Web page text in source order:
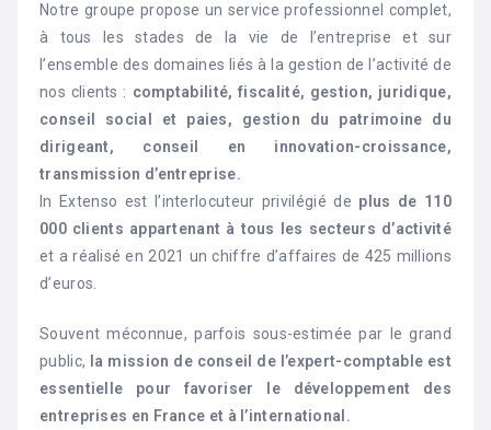
Notre groupe propose un service professionnel complet,
à tous les stades de la vie de l’entreprise et sur
l’ensemble des domaines liés à la gestion de l’activité de
nos clients : comptabilité, fiscalité, gestion, juridique,
conseil social et paies, gestion du patrimoine du
dirigeant, conseil en innovation-croissance,
transmission d’entreprise.
In Extenso est l’interlocuteur privilégié de plus de 110
000 clients appartenant à tous les secteurs d’activité
et a réalisé en 2021 un chiffre d’affaires de 425 millions
d’euros.
Souvent méconnue, parfois sous-estimée par le grand
public,
la mission de conseil de l’expert-comptable est
essentielle pour favoriser le développement des
entreprises en France et à l’international.